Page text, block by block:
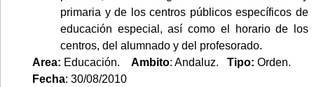
primaria y de los centros públicos específicos de
educación especial, así como el horario de los
centros, del alumnado y del profesorado.
Area: Educación. Ambito: Andaluz. Tipo: Orden.
Fecha: 30/08/2010